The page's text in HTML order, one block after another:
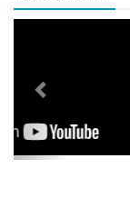
Previous